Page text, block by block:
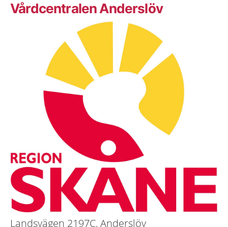
Vårdcentralen Anderslöv
Landsvägen 2197C, Anderslöv